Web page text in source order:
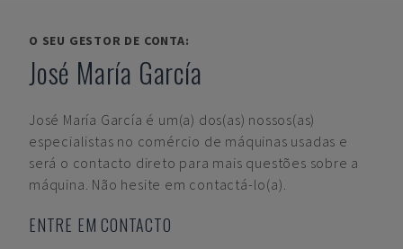
O SEU GESTOR DE CONTA:
José María García
José María García é um(a) dos(as) nossos(as)
especialistas no comércio de máquinas usadas e
será o contacto direto para mais questões sobre a
máquina. Não hesite em contactá-lo(a).
ENTRE EM CONTACTO